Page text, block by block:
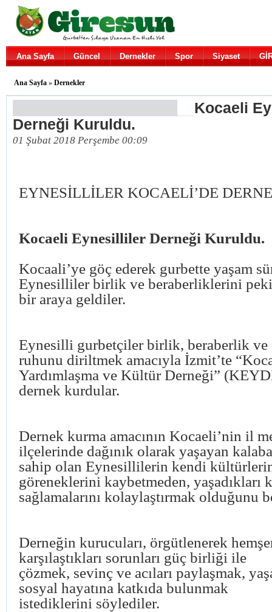
Ana Sayfa Güncel Dernekler Spor Siyaset
Ana Sayfa » Dernekler
Kocaeli
Derneği Kuruldu.
01 Şubat 2018 Perşembe 00:09
EYNESİLLİLER KOCAELİ’DE
Kocaeli Eynesilliler Derneği Kuruldu.
Kocaali’ye göç ederek gurbette yaşam
Eynesilliler birlik ve beraberliklerini
bir araya geldiler.
Eynesilli gurbetçiler birlik, beraberlik ve
ruhunu diriltmek amacıyla İzmit’te
Yardımlaşma ve Kültür Derneği”
dernek kurdular.
Dernek kurma amacının Kocaeli’nin il
ilçelerinde dağınık olarak yaşayan
sahip olan Eynesillilerin kendi
göreneklerini kaybetmeden, yaşadıkları
sağlamalarını kolaylaştırmak olduğunu
Derneğin kurucuları, örgütlenerek
karşılaştıkları sorunları güç birliği ile
çözmek, sevinç ve acıları paylaşmak,
sosyal hayatına katkıda bulunmak
istediklerini söylediler.